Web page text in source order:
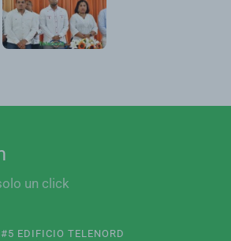
un click
EDIFICIO TELENORD